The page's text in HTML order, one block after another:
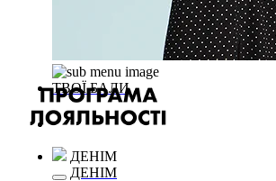
ТВОЇ БАЛИ
ДЕНІМ
ДЕНІМ